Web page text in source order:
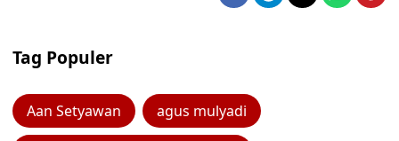
Tag Populer
Aan Setyawan agus mulyadi